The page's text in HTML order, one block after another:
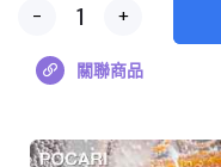
- +
關聯商品